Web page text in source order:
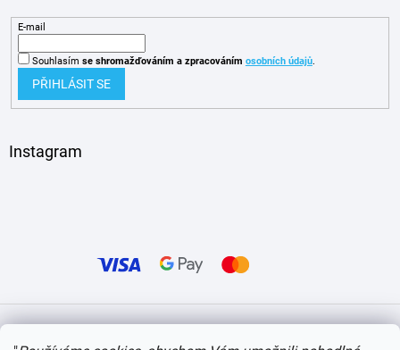
E-mail
Souhlasím se shromažďováním a zpracováním osobních údajů.
PŘIHLÁSIT SE
Instagram